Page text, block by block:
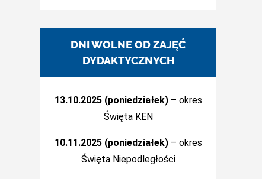
DNI WOLNE OD ZAJĘĆ
DYDAKTYCZNYCH
13.10.2025 (poniedziałek) – okres
Święta KEN
10.11.2025 (poniedziałek)– okres
Święta Niepodległości